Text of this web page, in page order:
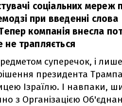
соціальних мереж
при введенні слова
компанія внесла
не трапляється
суперечок, і
президента Трампа
Ізраїлю. І навпаки,
з Організацією